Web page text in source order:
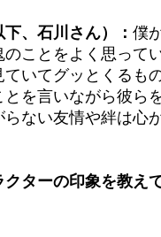
、石川さん）： 僕
ことをよく思って
いてグッとくるも
を言いながら彼ら
ない友情や絆は心
ターの印象を教え